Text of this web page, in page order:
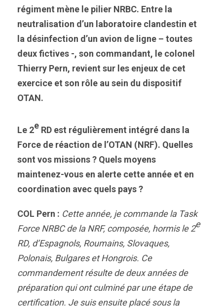
régiment mène le pilier NRBC. Entre la
neutralisation d’un laboratoire clandestin et
la désinfection d’un avion de ligne – toutes
deux fictives -, son commandant, le colonel
Thierry Pern, revient sur les enjeux de cet
exercice et son rôle au sein du dispositif
OTAN.
Le 2e RD est régulièrement intégré dans la
Force de réaction de l’OTAN (NRF). Quelles
sont vos missions ? Quels moyens
maintenez-vous en alerte cette année et en
coordination avec quels pays ?
COL Pern : Cette année, je commande la Task
Force NRBC de la NRF, composée, hormis le 2e
RD, d’Espagnols, Roumains, Slovaques,
Polonais, Bulgares et Hongrois. Ce
commandement résulte de deux années de
préparation qui ont culminé par une étape de
certification. Je suis ensuite placé sous la